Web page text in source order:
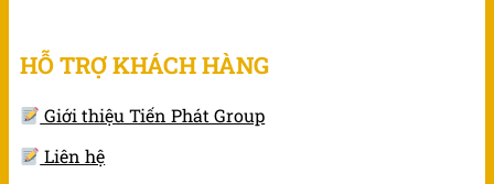
HỖ TRỢ KHÁCH HÀNG
Giới thiệu Tiến Phát Group
Liên hệ